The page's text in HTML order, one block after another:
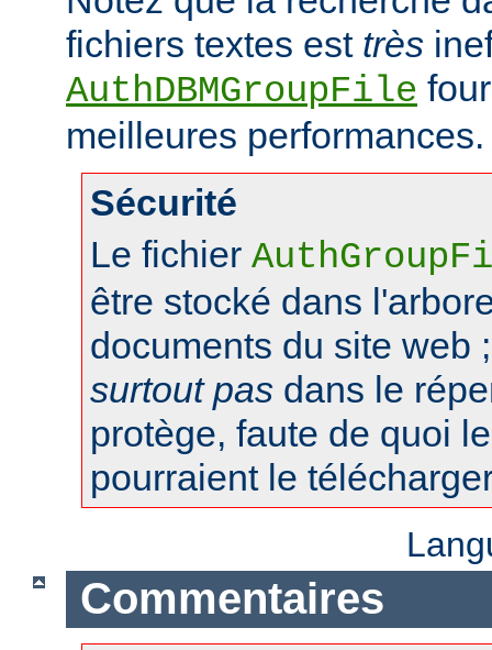
fichiers textes est très
AuthDBMGroupFile
meilleures performances.
Sécurité
Le fichier
être stocké dans
documents du site web
surtout pas dans le
protège, faute de quoi
pourraient le
Commentaires